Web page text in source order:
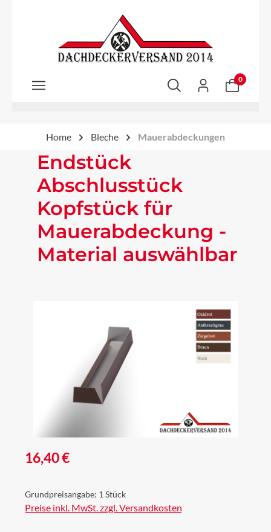
Zum Hauptinhalt springen
0
Home Bleche Mauerabdeckungen
Endstück
Abschlusstück
Kopfstück für
Mauerabdeckung -
Material auswählbar
Regulärer Preis:
16,40 €
Grundpreisangabe: 1 Stück
Preise inkl. MwSt. zzgl. Versandkosten